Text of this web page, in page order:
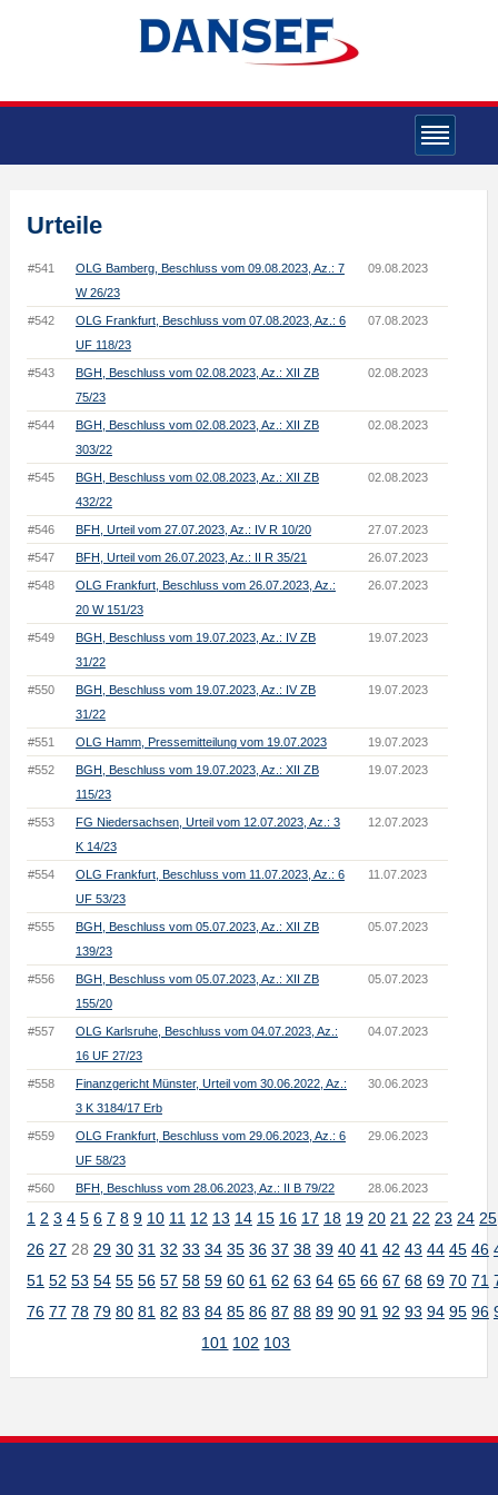
Urteile
#541
OLG Bamberg, Beschluss vom 09.08.2023, Az.: 7
W 26/23
09.08.2023
#542
OLG Frankfurt, Beschluss vom 07.08.2023, Az.: 6
UF 118/23
07.08.2023
#543
BGH, Beschluss vom 02.08.2023, Az.: XII ZB
75/23
02.08.2023
#544
BGH, Beschluss vom 02.08.2023, Az.: XII ZB
303/22
02.08.2023
#545
BGH, Beschluss vom 02.08.2023, Az.: XII ZB
432/22
02.08.2023
#546 BFH, Urteil vom 27.07.2023, Az.: IV R 10/20 27.07.2023
#547 BFH, Urteil vom 26.07.2023, Az.: II R 35/21 26.07.2023
#548
OLG Frankfurt, Beschluss vom 26.07.2023, Az.:
20 W 151/23
26.07.2023
#549
BGH, Beschluss vom 19.07.2023, Az.: IV ZB
31/22
19.07.2023
#550
BGH, Beschluss vom 19.07.2023, Az.: IV ZB
31/22
19.07.2023
#551 OLG Hamm, Pressemitteilung vom 19.07.2023 19.07.2023
#552
BGH, Beschluss vom 19.07.2023, Az.: XII ZB
115/23
19.07.2023
#553
FG Niedersachsen, Urteil vom 12.07.2023, Az.: 3
K 14/23
12.07.2023
#554
OLG Frankfurt, Beschluss vom 11.07.2023, Az.: 6
UF 53/23
11.07.2023
#555
BGH, Beschluss vom 05.07.2023, Az.: XII ZB
139/23
05.07.2023
#556
BGH, Beschluss vom 05.07.2023, Az.: XII ZB
155/20
05.07.2023
#557
OLG Karlsruhe, Beschluss vom 04.07.2023, Az.:
16 UF 27/23
04.07.2023
#558
Finanzgericht Münster, Urteil vom 30.06.2022, Az.:
3 K 3184/17 Erb
30.06.2023
#559
OLG Frankfurt, Beschluss vom 29.06.2023, Az.: 6
UF 58/23
29.06.2023
#560 BFH, Beschluss vom 28.06.2023, Az.: II B 79/22 28.06.2023
1 2 3 4 5 6 7 8 9 10 11 12 13 14 15 16 17 18 19 20 21 22 23 24 25
26 27 28 29 30 31 32 33 34 35 36 37 38 39 40 41 42 43 44 45 46
51 52 53 54 55 56 57 58 59 60 61 62 63 64 65 66 67 68 69 70 71
76 77 78 79 80 81 82 83 84 85 86 87 88 89 90 91 92 93 94 95 96
101 102 103